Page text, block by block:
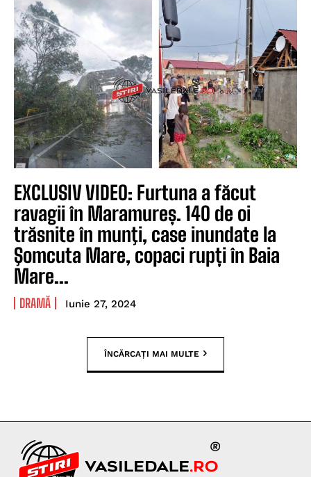
EXCLUSIV VIDEO: Furtuna a făcut
ravagii în Maramureș. 140 de oi
trăsnite în munţi, case inundate la
Şomcuta Mare, copaci rupți în Baia
Mare...
DRAMĂ Iunie 27, 2024
ÎNCĂRCAȚI MAI MULTE